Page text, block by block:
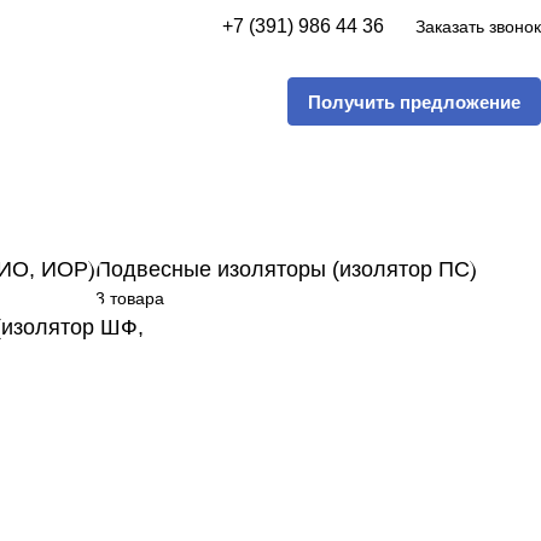
+7 (391) 986 44 36 Заказать звонок
Получить предложение
ИО, ИОР)Подвесные изоляторы (изолятор ПС)
3 товара
ШФ,